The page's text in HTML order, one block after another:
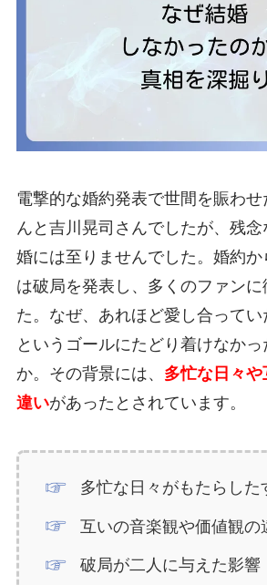
電撃的な婚約発表で世間を賑わせ
んと吉川晃司さんでしたが、残
婚には至りませんでした。婚約か
は破局を発表し、多くのファンに
た。なぜ、あれほど愛し合って
というゴールにたどり着けなかっ
か。その背景には、 多忙な日々
違いがあったとされています。
多忙な日々がもたらした
互いの音楽観や価値観の
破局が二人に与えた影響